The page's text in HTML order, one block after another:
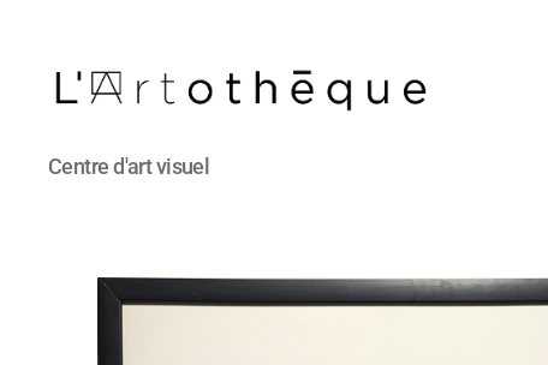
L'Artothèque
Centre d'art visuel